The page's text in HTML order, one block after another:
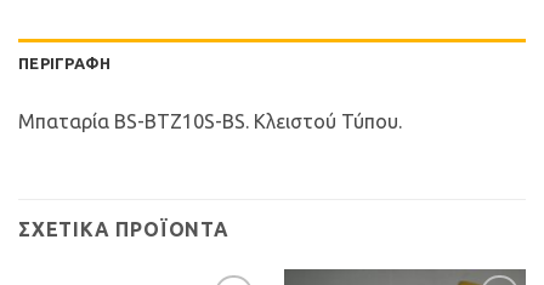
ΠΕΡΙΓΡΑΦΉ
Μπαταρία BS-BTZ10S-BS. Κλειστού Τύπου.
ΣΧΕΤΙΚΆ ΠΡΟΪΌΝΤΑ